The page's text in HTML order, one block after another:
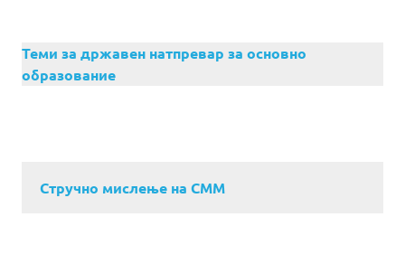
Теми за државен натпревар за основно
образование
Стручно мислење на СММ